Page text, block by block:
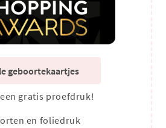
geboortekaartjes
gratis proefdruk!
en foliedruk